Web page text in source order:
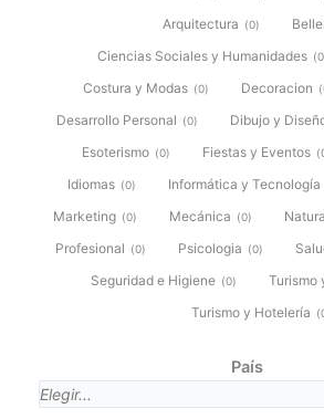
Arquitectura (0)
Ciencias Sociales y Humanidades (0
Costura y Modas (0) Decoracion (
Desarrollo Personal (0) Dibujo y
Esoterismo (0) Fiestas y Eventos (
Idiomas (0) Informática y Tecnología
Marketing (0) Mecánica (0)
Profesional (0) Psicologia (0)
Seguridad e Higiene (0) Turismo
Turismo y Hotelería (
País